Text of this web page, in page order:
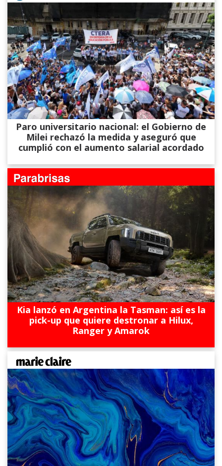
Paro universitario nacional: el Gobierno de
Milei rechazó la medida y aseguró que
cumplió con el aumento salarial acordado
Kia lanzó en Argentina la Tasman: así es la
pick-up que quiere destronar a Hilux,
Ranger y Amarok